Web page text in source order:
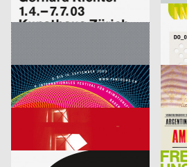
Richter
labor b – Netzwerk für Gestaltung D
2003
Focus Award 2003 – Ausschreibung
Bringolf Irion Vögeli CH
2003
Fantoche 03
Von
blotto design